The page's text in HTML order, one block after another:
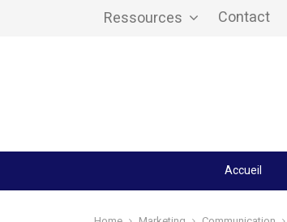
Ressources Contact
Accueil